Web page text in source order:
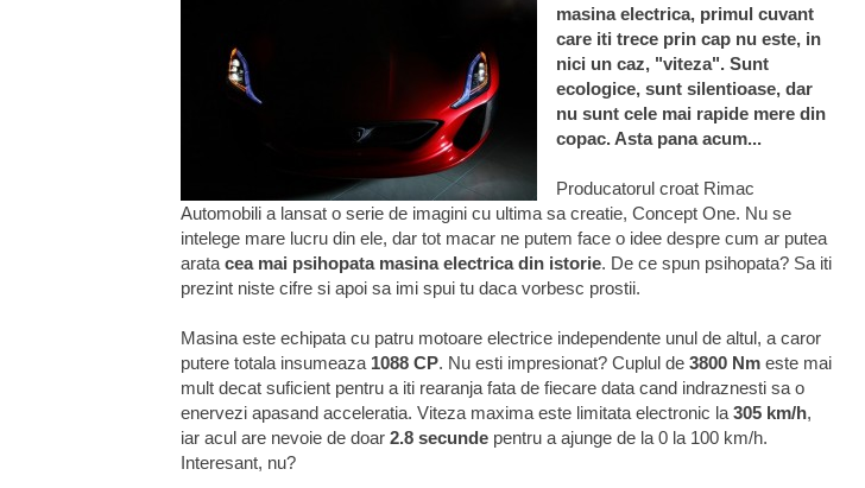
masina electrica, primul cuvant
care iti trece prin cap nu este, in
nici un caz, "viteza". Sunt
ecologice, sunt silentioase, dar
nu sunt cele mai rapide mere din
copac. Asta pana acum...
Producatorul croat Rimac
Automobili a lansat o serie de imagini cu ultima sa creatie, Concept One. Nu se
intelege mare lucru din ele, dar tot macar ne putem face o idee despre cum ar putea
arata cea mai psihopata masina electrica din istorie. De ce spun psihopata? Sa iti
prezint niste cifre si apoi sa imi spui tu daca vorbesc prostii.
Masina este echipata cu patru motoare electrice independente unul de altul, a caror
putere totala insumeaza 1088 CP. Nu esti impresionat? Cuplul de 3800 Nm este mai
mult decat suficient pentru a iti rearanja fata de fiecare data cand indraznesti sa o
enervezi apasand acceleratia. Viteza maxima este limitata electronic la 305 km/h,
iar acul are nevoie de doar 2.8 secunde pentru a ajunge de la 0 la 100 km/h.
Interesant, nu?